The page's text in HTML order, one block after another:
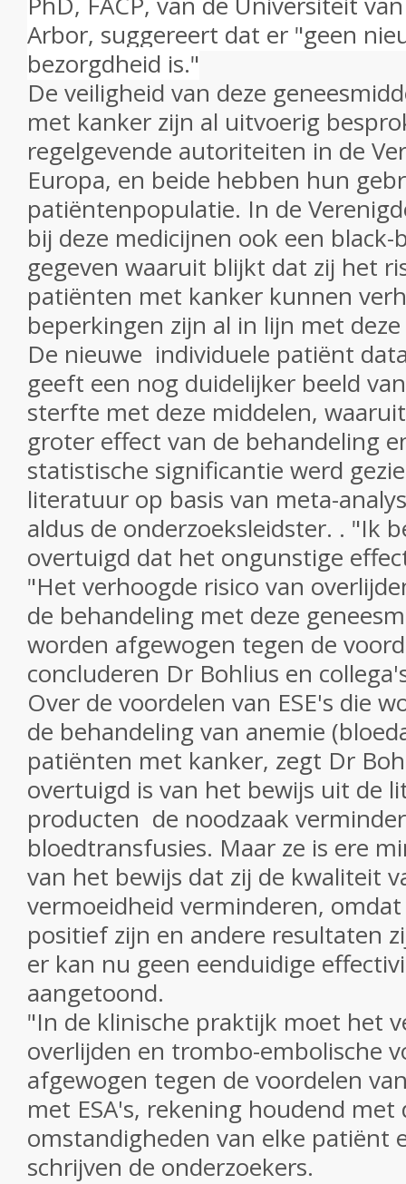
Arbor, suggereert dat er "geen
bezorgdheid is."
De veiligheid van deze
met kanker zijn al uitvoerig
regelgevende autoriteiten in de
Europa, en beide hebben hun
patiëntenpopulatie. In de
bij deze medicijnen ook een
gegeven waaruit blijkt dat zij het
patiënten met kanker kunnen
beperkingen zijn al in lijn met
De nieuwe individuele patiënt
geeft een nog duidelijker beeld
sterfte met deze middelen,
groter effect van de behandeling
statistische significantie werd
literatuur op basis van meta-
aldus de onderzoeksleidster. . "Ik
overtuigd dat het ongunstige
"Het verhoogde risico van
de behandeling met deze
worden afgewogen tegen de
concluderen Dr Bohlius en
Over de voordelen van ESE's die
de behandeling van anemie
patiënten met kanker, zegt Dr
overtuigd is van het bewijs uit de
producten de noodzaak
bloedtransfusies. Maar ze is ere
van het bewijs dat zij de kwaliteit
vermoeidheid verminderen,
positief zijn en andere resultaten
er kan nu geen eenduidige
aangetoond.
"In de klinische praktijk moet het
overlijden en trombo-embolische
afgewogen tegen de voordelen
met ESA's, rekening houdend met
omstandigheden van elke patiënt
schrijven de onderzoekers.